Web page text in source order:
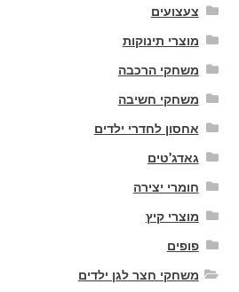
צעצועים
מוצרי תינוקות
משחקי הרכבה
משחקי חשיבה
אחסון לחדרי ילדים
גאדג'טים
חומרי יצירה
מוצרי קיץ
פופים
משחקי חצר לגן ילדים